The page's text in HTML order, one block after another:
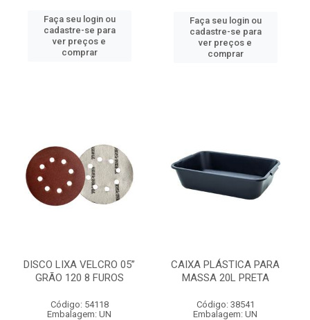
Faça seu login ou
cadastre-se para
ver preços e
comprar
Faça seu login ou
cadastre-se para
ver preços e
comprar
DISCO LIXA VELCRO 05”
GRÃO 120 8 FUROS
Código: 54118
Embalagem: UN
CAIXA PLÁSTICA PARA
MASSA 20L PRETA
Código: 38541
Embalagem: UN